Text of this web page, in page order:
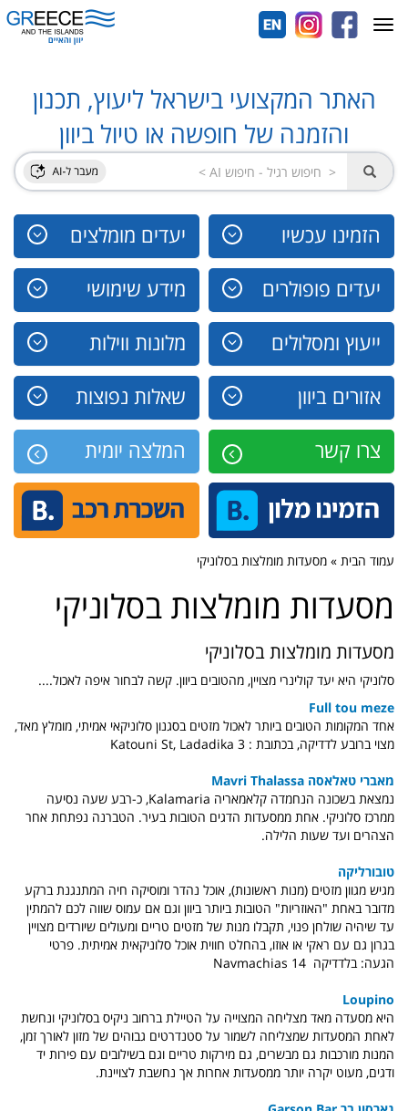
האתר המקצועי בישראל ליעוץ, תכנון
והזמנה של חופשה או טיול ביוון
הזמינו עכשיו יעדים מומלצים
יעדים פופולרים מידע שימושי
ייעוץ ומסלולים מלונות ווילות
אזורים ביוון שאלות נפוצות
צרו קשר המלצה יומית
Toggle
navigation
עמוד הבית » מסעדות מומלצות בסלוניקי
מסעדות מומלצות בסלוניקי
מסעדות מומלצות בסלוניקי
סלוניקי היא יעד קולינרי מצויין, מהטובים ביוון. קשה לבחור איפה לאכול....
Full tou meze
אחד המקומות הטובים ביותר לאכול מזטים בסגנון סלוניקאי אמיתי, מומלץ מאד,
מצוי ברובע לדדיקה, בכתובת : 3 Katouni St, Ladadika
מאברי טאלאסה Mavri Thalassa
נמצאת בשכונה הנחמדה קלאמאריה Kalamaria, כ-רבע שעה נסיעה
ממרכז סלוניקי. אחת ממסעדות הדגים הטובות בעיר. הטברנה נפתחת אחר
הצהרים ועד שעות הלילה.
טובורליקה
מגיש מגוון מזטים (מנות ראשונות), אוכל נהדר ומוסיקה חיה המתנגנת ברקע
מדובר באחת "האוזריות" הטובות ביותר ביוון וגם אם עמוס שווה לכם להמתין
עד שיהיה שולחן פנוי, תקבלו מנות של מזטים טריים ומעולים שיורדים מצויין
בגרון גם עם ראקי או אוזו, בהחלט חווית אוכל סלוניקאית אמיתית. פרטי
הגעה: בלדדיקה
Loupino
היא מסעדה מאד מצליחה המצוייה על הטיילת ברחוב ניקיס בסלוניקי ונחשת
לאחת המסעדות שמצליחה לשמור על סטנדרטים גבוהים של מזון לאורך זמן,
המנות מורכבות גם מבשרים, גם מירקות טריים וגם בשילובים עם פירות יד
ודגים, מעוט יקרה יותר ממסעדות אחרות אך נחשבת לצויינת.